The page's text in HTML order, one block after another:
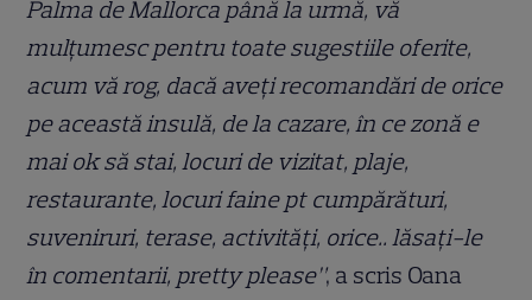
Palma de Mallorca până la urmă, vă
mulțumesc pentru toate sugestiile oferite,
acum vă rog, dacă aveți recomandări de orice
pe această insulă, de la cazare, în ce zonă e
mai ok să stai, locuri de vizitat, plaje,
restaurante, locuri faine pt cumpărături,
suveniruri, terase, activități, orice.. lăsați-le
în comentarii, pretty please”, a scris Oana